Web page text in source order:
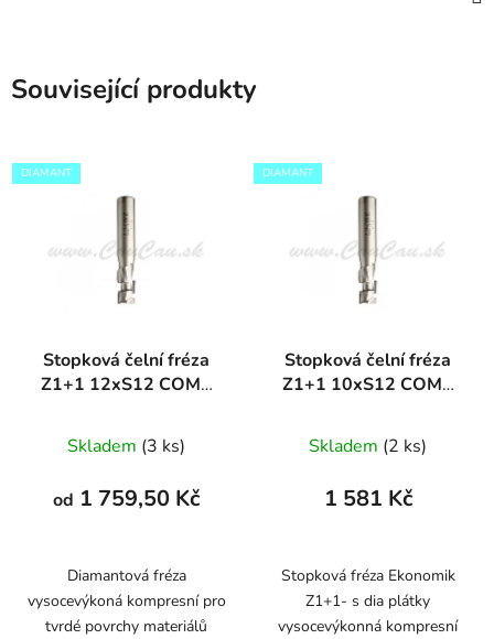
Související produkty
DIAMANT
Stopková čelní fréza
Z1+1 12xS12 COMP
Skladem (3 ks)
od 1 759,50 Kč
Diamantová fréza
vysocevýkoná kompresní pro
tvrdé povrchy materiálů
DIAMANT
Stopková čelní fréza
Z1+1 10xS12 COMP
Skladem (2 ks)
1 581 Kč
Stopková fréza Ekonomik
Z1+1- s dia plátky
vysocevýkonná kompresní